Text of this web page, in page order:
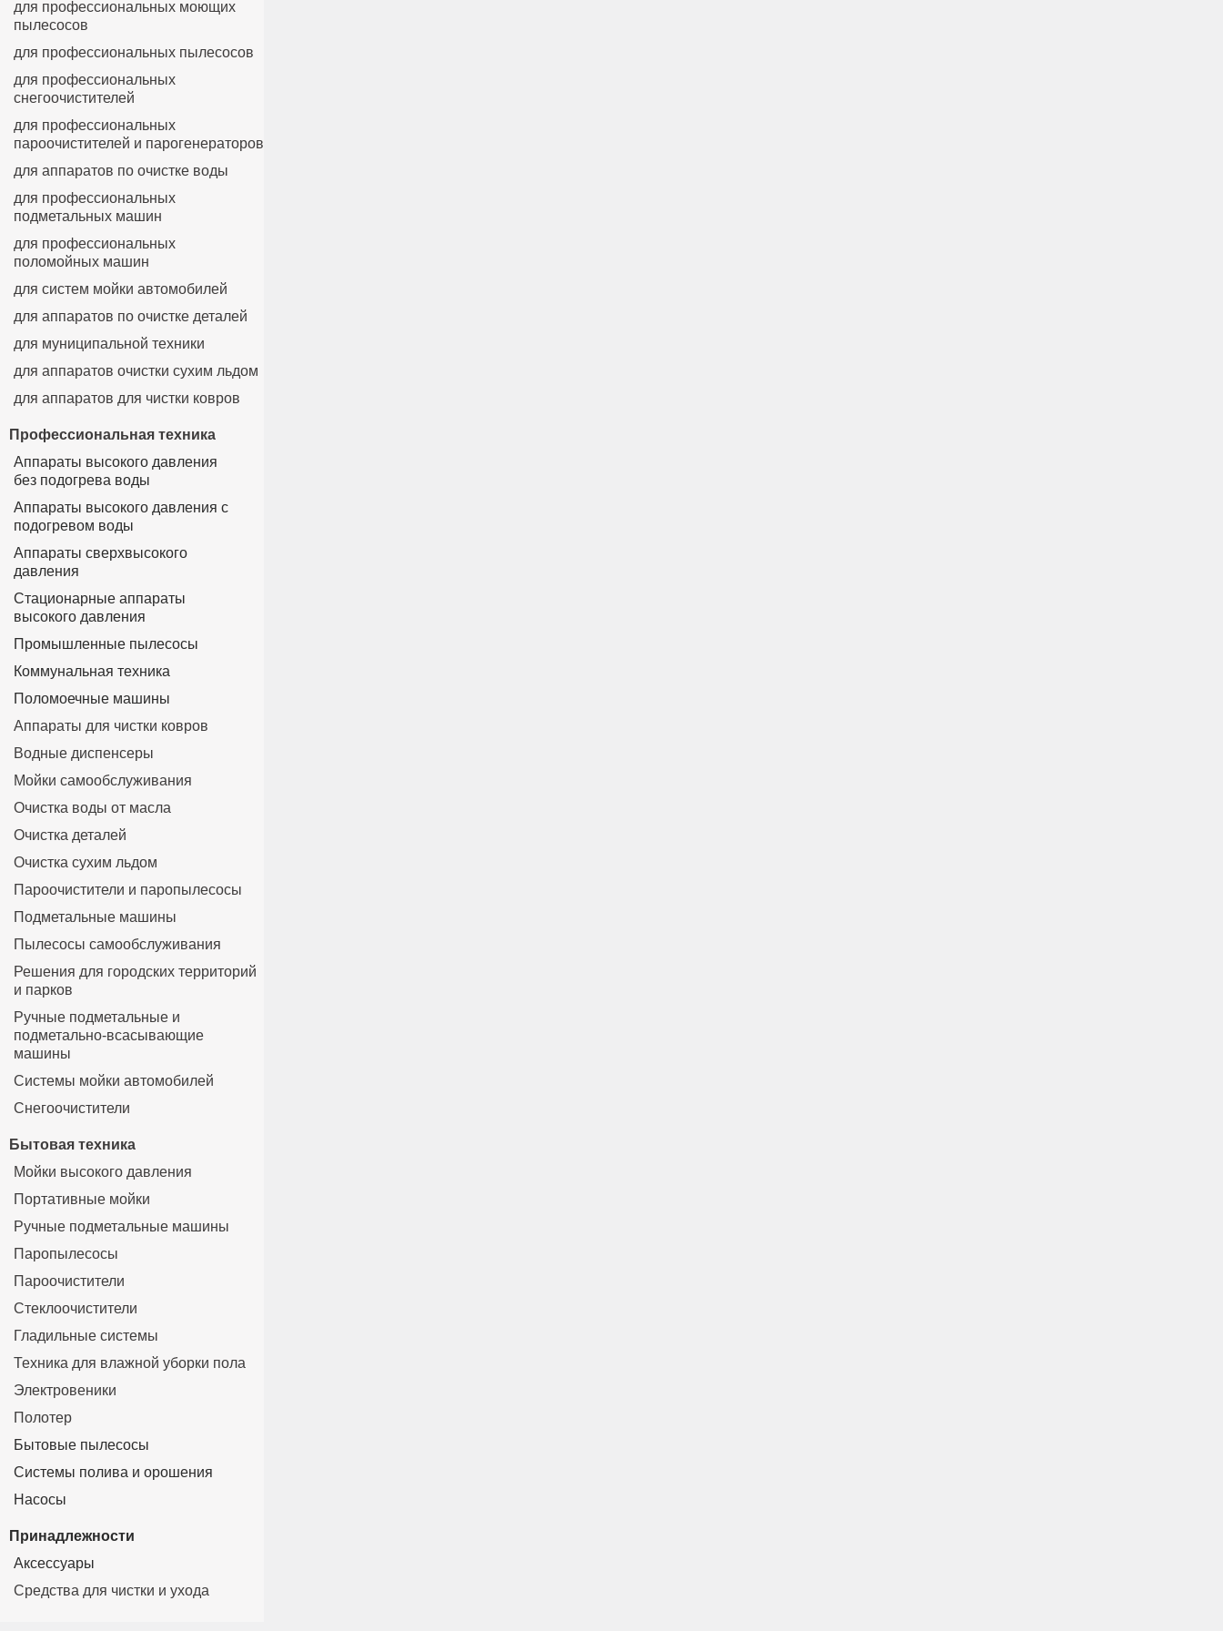
для профессиональных моющих
пылесосов
для профессиональных пылесосов
для профессиональных
снегоочистителей
для профессиональных
пароочистителей и парогенераторов
для аппаратов по очистке воды
для профессиональных
подметальных машин
для профессиональных
поломойных машин
для систем мойки автомобилей
для аппаратов по очистке деталей
для муниципальной техники
для аппаратов очистки сухим льдом
для аппаратов для чистки ковров
Профессиональная техника
Аппараты высокого давления
без подогрева воды
Аппараты высокого давления с
подогревом воды
Аппараты сверхвысокого
давления
Стационарные аппараты
высокого давления
Промышленные пылесосы
Коммунальная техника
Поломоечные машины
Аппараты для чистки ковров
Водные диспенсеры
Мойки самообслуживания
Очистка воды от масла
Очистка деталей
Очистка сухим льдом
Пароочистители и паропылесосы
Подметальные машины
Пылесосы самообслуживания
Решения для городских территорий
и парков
Ручные подметальные и
подметально-всасывающие
машины
Системы мойки автомобилей
Снегоочистители
Бытовая техника
Мойки высокого давления
Портативные мойки
Ручные подметальные машины
Паропылесосы
Пароочистители
Стеклоочистители
Гладильные системы
Техника для влажной уборки пола
Электровеники
Полотер
Бытовые пылесосы
Системы полива и орошения
Насосы
Принадлежности
Аксессуары
Средства для чистки и ухода